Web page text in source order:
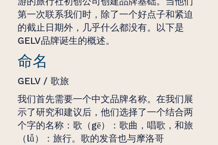
第一次联系我们时，除了一个好点子和紧迫
的截止日期外，几乎什么都没有。以下是
GELV品牌诞生的概述。
命名
GELV / 歌旅
我们首先需要一个中文品牌名称。在我们展
示了研究和建议后，他们选择了一个结合两
个字的名称：歌（gē）：歌曲，唱歌，和旅
（lǚ）：旅行。歌的发音也与摩洛哥